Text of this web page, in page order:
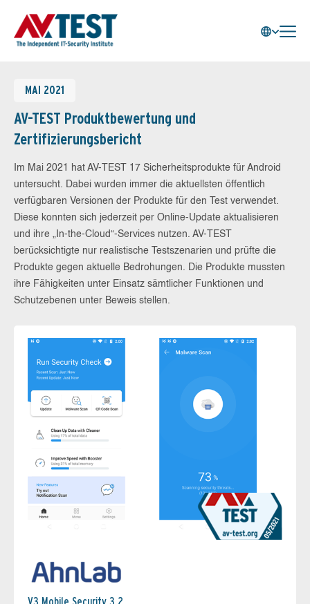
MAI 2021
AV-TEST Produktbewertung und
Zertifizierungsbericht
Im Mai 2021 hat AV-TEST 17 Sicherheitsprodukte für Android
untersucht. Dabei wurden immer die aktuellsten öffentlich
verfügbaren Versionen der Produkte für den Test verwendet.
Diese konnten sich jederzeit per Online-Update aktualisieren
und ihre „In-the-Cloud“-Services nutzen. AV-TEST
berücksichtigte nur realistische Testszenarien und prüfte die
Produkte gegen aktuelle Bedrohungen. Die Produkte mussten
ihre Fähigkeiten unter Einsatz sämtlicher Funktionen und
Schutzebenen unter Beweis stellen.